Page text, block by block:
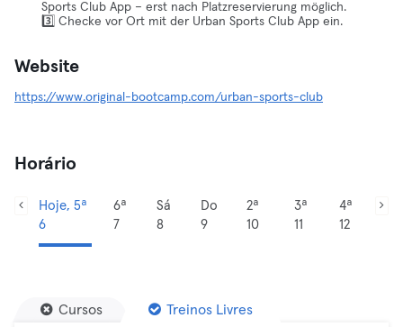
Sports Club App – erst nach Platzreservierung möglich.
3️⃣ Checke vor Ort mit der Urban Sports Club App ein.
Website
https://www.original-bootcamp.com/urban-sports-club
Horário
Hoje, 5ª
6
6ª
7
Sá
8
Do
9
2ª
10
3ª
11
4ª
12
Cursos Treinos Livres